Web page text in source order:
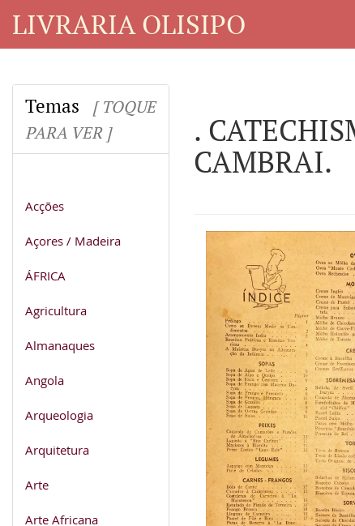
LIVRARIA OLISIPO
Temas
[ TOQUE
PARA VER ]
Acções
Açores / Madeira
ÁFRICA
Agricultura
Almanaques
Angola
Arqueologia
Arquitetura
Arte
Arte Africana
.
CAMBRAI.